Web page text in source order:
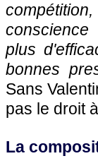
plus
bonnes
Sans
pas le droit
La